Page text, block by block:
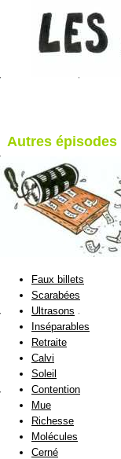
blog de Sirou
Autres épisodes
Faux billets
Scarabées
Ultrasons
Inséparables
Retraite
Calvi
Soleil
Contention
Mue
Richesse
Molécules
Cerné